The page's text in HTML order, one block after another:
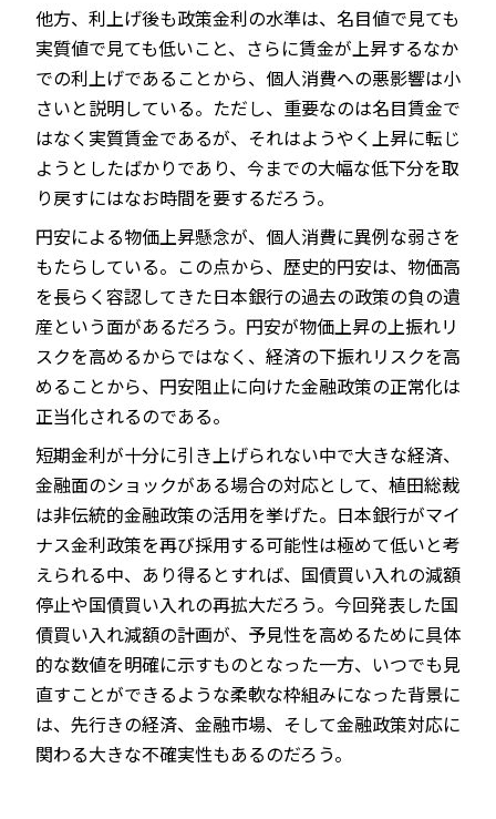
他方、利上げ後も政策金利の水準は、名目値で見ても
実質値で見ても低いこと、さらに賃金が上昇するなか
での利上げであることから、個人消費への悪影響は小
さいと説明している。ただし、重要なのは名目賃金で
はなく実質賃金であるが、それはようやく上昇に転じ
ようとしたばかりであり、今までの大幅な低下分を取
り戻すにはなお時間を要するだろう。
円安による物価上昇懸念が、個人消費に異例な弱さを
もたらしている。この点から、歴史的円安は、物価高
を長らく容認してきた日本銀行の過去の政策の負の遺
産という面があるだろう。円安が物価上昇の上振れリ
スクを高めるからではなく、経済の下振れリスクを高
めることから、円安阻止に向けた金融政策の正常化は
正当化されるのである。
短期金利が十分に引き上げられない中で大きな経済、
金融面のショックがある場合の対応として、植田総裁
は非伝統的金融政策の活用を挙げた。日本銀行がマイ
ナス金利政策を再び採用する可能性は極めて低いと考
えられる中、あり得るとすれば、国債買い入れの減額
停止や国債買い入れの再拡大だろう。今回発表した国
債買い入れ減額の計画が、予見性を高めるために具体
的な数値を明確に示すものとなった一方、いつでも見
直すことができるような柔軟な枠組みになった背景に
は、先行きの経済、金融市場、そして金融政策対応に
関わる大きな不確実性もあるのだろう。